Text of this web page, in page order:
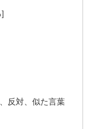
反対、似た言葉